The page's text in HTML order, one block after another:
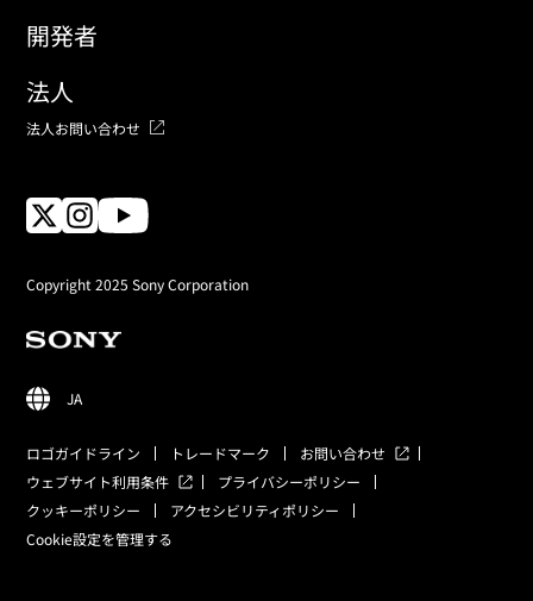
開発者
法人
法人お問い合わせ
Copyright 2025 Sony Corporation
JA
ロゴガイドライン トレードマーク
お問い合わせ
ウェブサイト利用条件
プライバシーポリシー
クッキーポリシー
アクセシビリティポリシー
Cookie設定を管理する